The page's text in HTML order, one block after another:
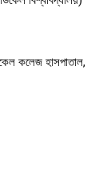
কলেজ হাসপাতাল,